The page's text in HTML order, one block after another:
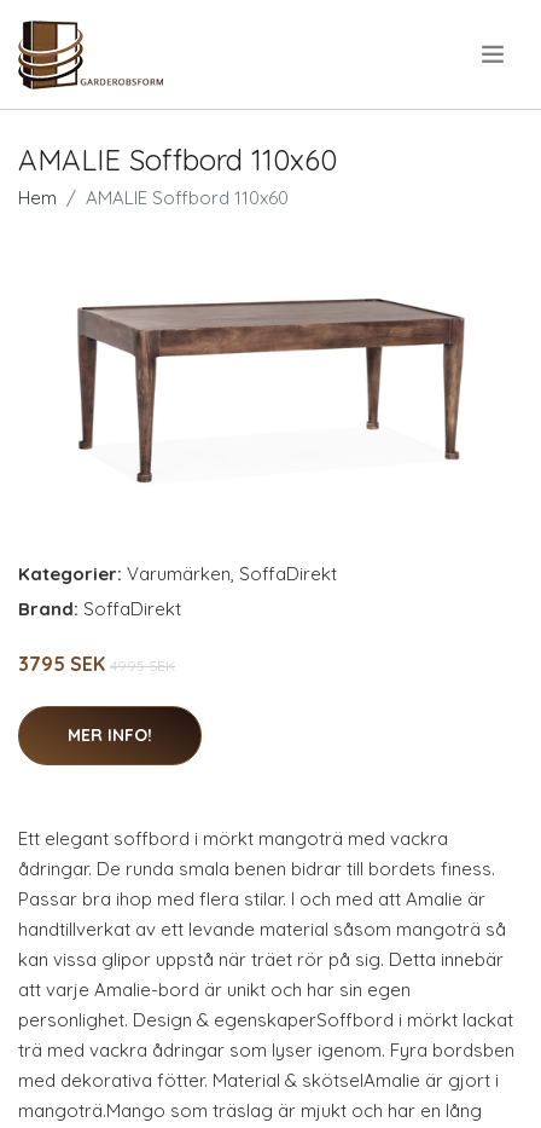
AMALIE Soffbord 110x60
Hem AMALIE Soffbord 110x60
Kategorier: Varumärken, SoffaDirekt
Brand: SoffaDirekt
3795 SEK 4995 SEK
MER INFO!
Ett elegant soffbord i mörkt mangoträ med vackra
ådringar. De runda smala benen bidrar till bordets finess.
Passar bra ihop med flera stilar. I och med att Amalie är
handtillverkat av ett levande material såsom mangoträ så
kan vissa glipor uppstå när träet rör på sig. Detta innebär
att varje Amalie-bord är unikt och har sin egen
personlighet. Design & egenskaperSoffbord i mörkt lackat
trä med vackra ådringar som lyser igenom. Fyra bordsben
med dekorativa fötter. Material & skötselAmalie är gjort i
mangoträ.Mango som träslag är mjukt och har en lång